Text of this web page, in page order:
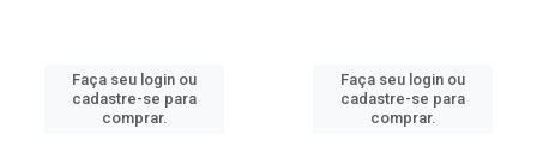
Faça seu login ou
cadastre-se para
comprar.
Faça seu login ou
cadastre-se para
comprar.